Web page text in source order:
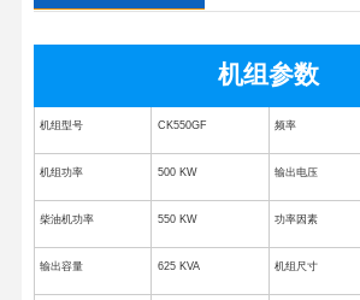
机组参数
机组型号 CK550GF 频率
机组功率 500 KW 输出电压
柴油机功率 550 KW 功率因素
输出容量 625 KVA 机组尺寸